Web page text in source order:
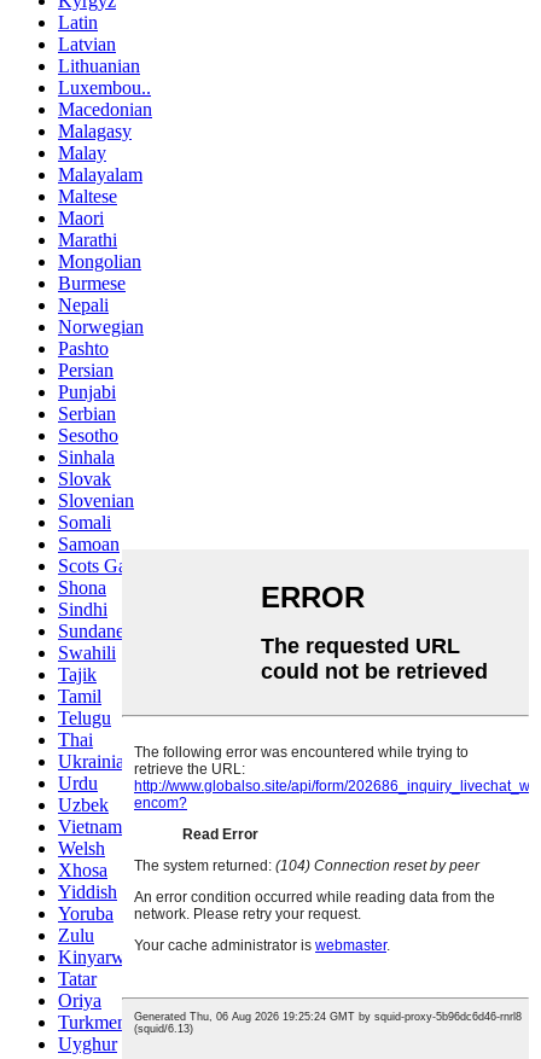
Latin
Latvian
Lithuanian
Luxembou..
Macedonian
Malagasy
Malay
Malayalam
Maltese
Maori
Marathi
Mongolian
Burmese
Nepali
Norwegian
Pashto
Persian
Punjabi
Serbian
Sesotho
Sinhala
Slovak
Slovenian
Somali
Samoan
Scots Gaelic
Shona
Sindhi
Sundanese
Swahili
Tajik
Tamil
Telugu
Thai
Ukrainian
Urdu
Uzbek
Vietnamese
Welsh
Xhosa
Yiddish
Yoruba
Zulu
Kinyarwanda
Tatar
Oriya
Turkmen
Uyghur